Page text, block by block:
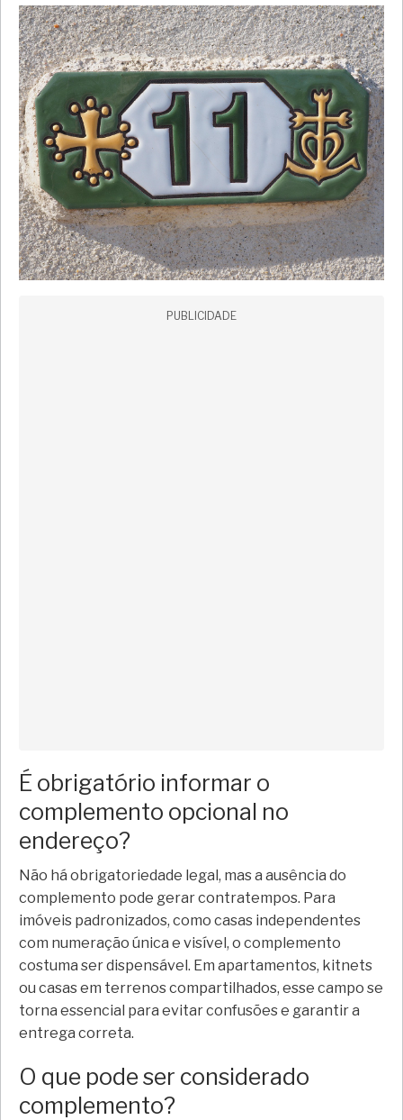
PUBLICIDADE
É obrigatório informar o
complemento opcional no
endereço?
Não há obrigatoriedade legal, mas a ausência do
complemento pode gerar contratempos. Para
imóveis padronizados, como casas independentes
com numeração única e visível, o complemento
costuma ser dispensável. Em apartamentos, kitnets
ou casas em terrenos compartilhados, esse campo se
torna essencial para evitar confusões e garantir a
entrega correta.
O que pode ser considerado
complemento?